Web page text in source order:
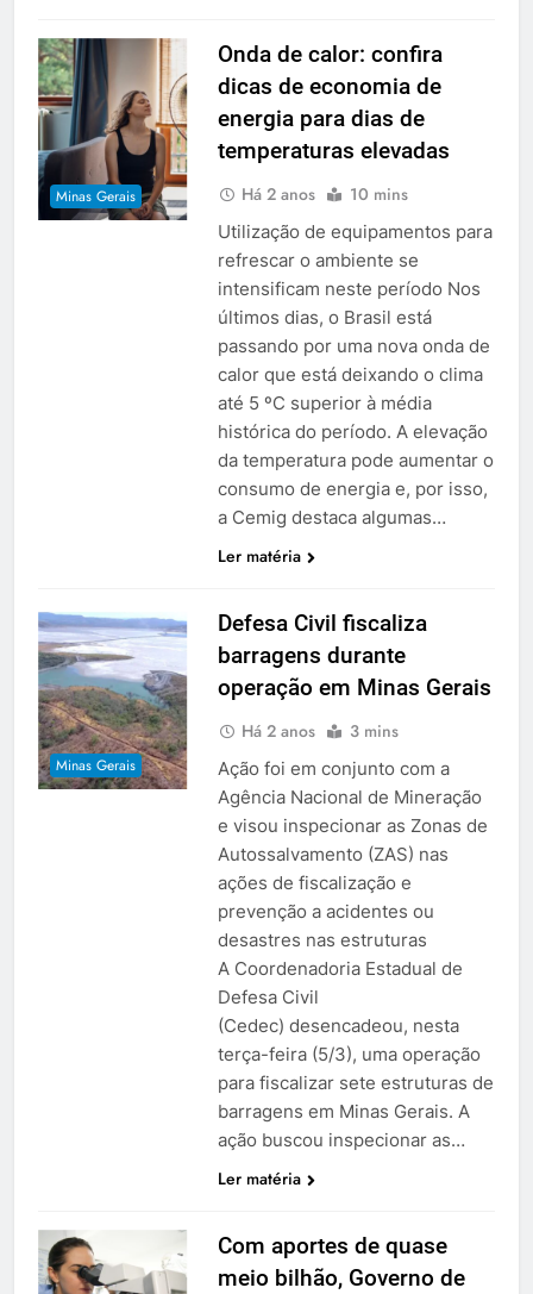
Minas Gerais
Onda de calor: confira
dicas de economia de
energia para dias de
temperaturas elevadas
Há 2 anos 10 mins
Utilização de equipamentos para
refrescar o ambiente se
intensificam neste período Nos
últimos dias, o Brasil está
passando por uma nova onda de
calor que está deixando o clima
até 5 ºC superior à média
histórica do período. A elevação
da temperatura pode aumentar o
consumo de energia e, por isso,
a Cemig destaca algumas…
Ler matéria
Minas Gerais
Defesa Civil fiscaliza
barragens durante
operação em Minas Gerais
Há 2 anos 3 mins
Ação foi em conjunto com a
Agência Nacional de Mineração
e visou inspecionar as Zonas de
Autossalvamento (ZAS) nas
ações de fiscalização e
prevenção a acidentes ou
desastres nas estruturas
A Coordenadoria Estadual de
Defesa Civil
(Cedec) desencadeou, nesta
terça-feira (5/3), uma operação
para fiscalizar sete estruturas de
barragens em Minas Gerais. A
ação buscou inspecionar as…
Ler matéria
Com aportes de quase
meio bilhão, Governo de